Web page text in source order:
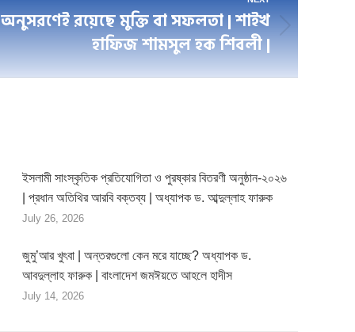
হাফিজ শামসুল হক শিবলী |
ইসলামী সাংস্কৃতিক প্রতিযোগিতা ও পুরষ্কার বিতরণী অনুষ্ঠান-২০২৬
| প্রধান অতিথির আরবি বক্তব্য | অধ্যাপক ড. আব্দুল্লাহ ফারুক
July 26, 2026
জুমু’আর খুৎবা | অন্তরগুলো কেন মরে যাচ্ছে? অধ্যাপক ড.
আবদুল্লাহ ফারুক | বাংলাদেশ জমঈয়তে আহলে হাদীস
July 14, 2026